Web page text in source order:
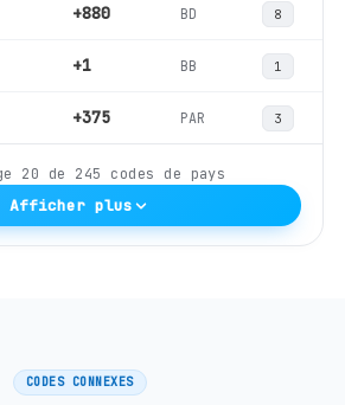
+880 BD 8
+1 BB 1
+375 PAR 3
20 de 245 codes de pays
Afficher plus
CODES CONNEXES